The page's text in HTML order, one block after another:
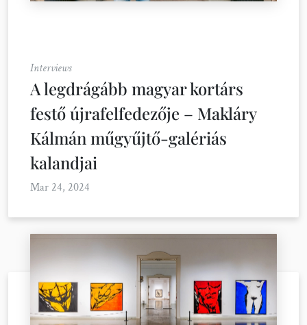
Interviews
A legdrágább magyar kortárs
festő újrafelfedezője – Makláry
Kálmán műgyűjtő-galériás
kalandjai
Mar 24, 2024